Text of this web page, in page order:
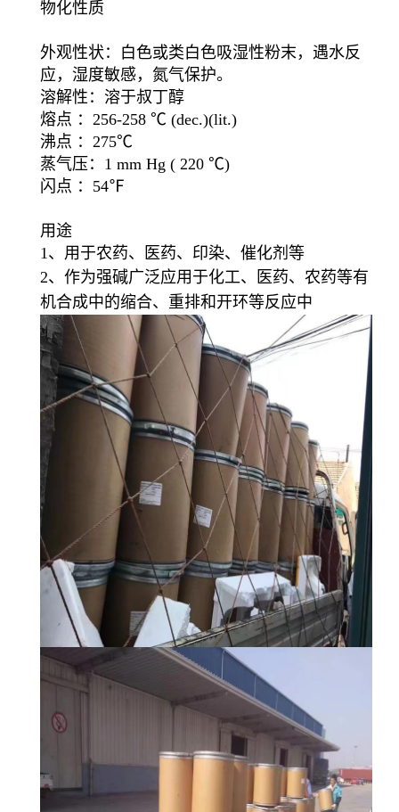
物化性质
外观性状：白色或类白色吸湿性粉末，遇水反
应，湿度敏感，氮气保护。
溶解性：溶于叔丁醇
熔点 ：256-258 ℃ (dec.)(lit.)
沸点 ：275℃
蒸气压：1 mm Hg ( 220 ℃)
闪点 ：54℉
用途
1、用于农药、医药、印染、催化剂等
2、作为强碱广泛应用于化工、医药、农药等有
机合成中的缩合、重排和开环等反应中